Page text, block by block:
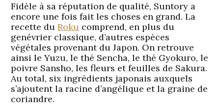
Fidèle à sa réputation de qualité, Suntory a
encore une fois fait les choses en grand. La
recette duRoku comprend, en plus du
genévrier classique, d’autres espèces
végétales provenant du Japon. On retrouve
ainsi le Yuzu, le thé Sencha, le thé Gyokuro, le
poivre Sansho, les fleurs et feuilles de Sakura.
Au total, six ingrédients japonais auxquels
s’ajoutent la racine d’angélique et la graine de
coriandre.